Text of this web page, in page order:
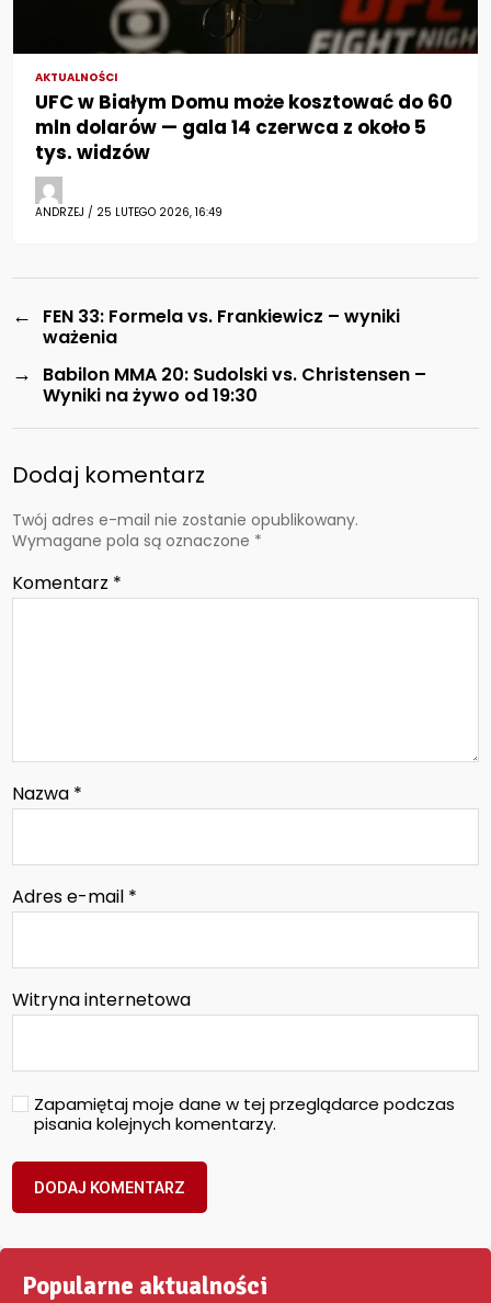
AKTUALNOŚCI
UFC w Białym Domu może kosztować do 60
mln dolarów — gala 14 czerwca z około 5
tys. widzów
ANDRZEJ / 25 LUTEGO 2026, 16:49
←
FEN 33: Formela vs. Frankiewicz – wyniki
ważenia
→
Babilon MMA 20: Sudolski vs. Christensen –
Wyniki na żywo od 19:30
Dodaj komentarz
Twój adres e-mail nie zostanie opublikowany.
Wymagane pola są oznaczone *
Komentarz *
Nazwa *
Adres e-mail *
Witryna internetowa
Zapamiętaj moje dane w tej przeglądarce podczas
pisania kolejnych komentarzy.
Popularne aktualności